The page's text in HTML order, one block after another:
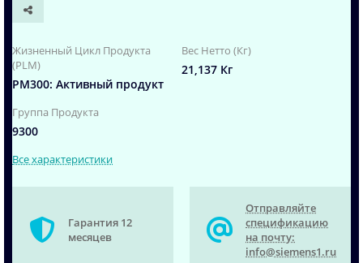
Жизненный Цикл Продукта
(PLM)
PM300: Активный продукт
Вес Нетто (Кг)
21,137 Кг
Группа Продукта
9300
Все характеристики
Гарантия 12
месяцев
Отправляйте
спецификацию
на почту:
info@siemens1.ru